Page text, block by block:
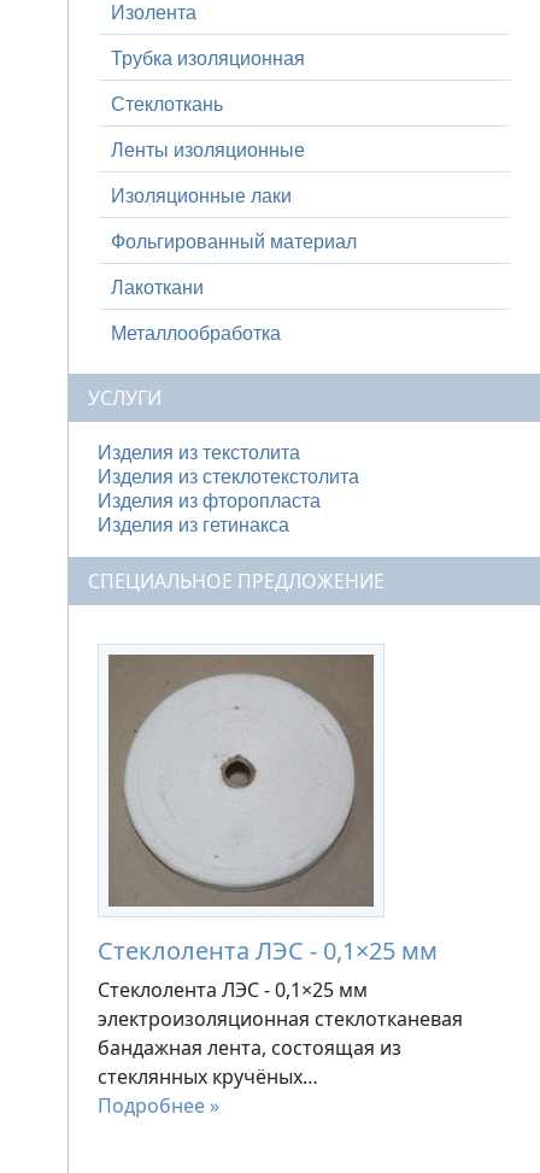
Изолента
Трубка изоляционная
Стеклоткань
Ленты изоляционные
Изоляционные лаки
Фольгированный материал
Лакоткани
Металлообработка
УСЛУГИ
Изделия из текстолита
Изделия из стеклотекстолита
Изделия из фторопласта
Изделия из гетинакса
СПЕЦИАЛЬНОЕ ПРЕДЛОЖЕНИЕ
Стеклолента ЛЭС - 0,1×25 мм
Стеклолента ЛЭС - 0,1×25 мм
электроизоляционная стеклотканевая
бандажная лента, состоящая из
стеклянных кручёных…
Подробнее »